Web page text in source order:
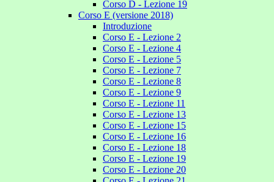
Corso D - Lezione 19
Corso E (versione 2018)
Introduzione
Corso E - Lezione 2
Corso E - Lezione 4
Corso E - Lezione 5
Corso E - Lezione 7
Corso E - Lezione 8
Corso E - Lezione 9
Corso E - Lezione 11
Corso E - Lezione 13
Corso E - Lezione 15
Corso E - Lezione 16
Corso E - Lezione 18
Corso E - Lezione 19
Corso E - Lezione 20